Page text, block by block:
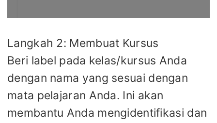
Langkah 2: Membuat Kursus
Beri label pada kelas/kursus Anda
dengan nama yang sesuai dengan
mata pelajaran Anda. Ini akan
membantu Anda mengidentifikasi dan